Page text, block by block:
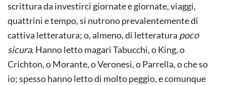
scrittura da investirci giornate e giornate, viaggi,
quattrini e tempo, si nutrono prevalentemente di
cattiva letteratura; o, almeno, di letteratura poco
sicura. Hanno letto magari Tabucchi, o King, o
Crichton, o Morante, o Veronesi, o Parrella, o che so
io; spesso hanno letto di molto peggio, e comunque